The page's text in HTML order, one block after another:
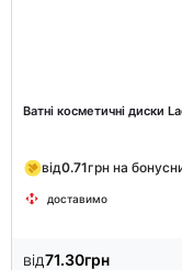
Ватні косметичні диски
від0.71грн на
доставимо
від71.30грн